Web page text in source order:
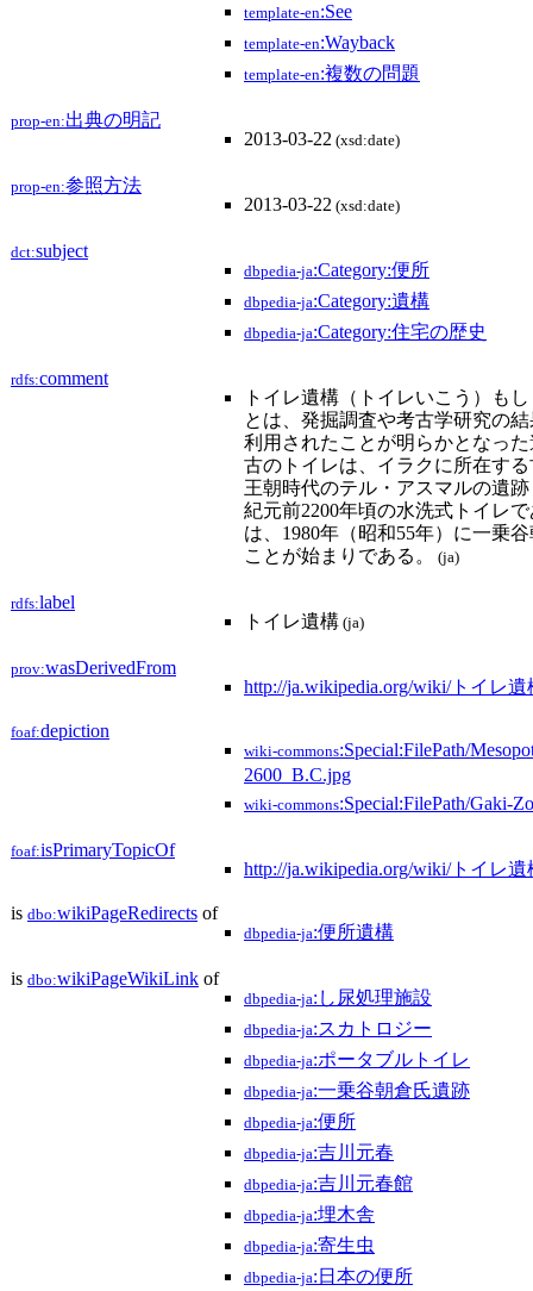
template-en:See
template-en:Wayback
template-en:複数の問題
prop-en:出典の明記
2013-03-22 (xsd:date)
prop-en:参照方法
2013-03-22 (xsd:date)
dct:subject
dbpedia-ja:Category:便所
dbpedia-ja:Category:遺構
dbpedia-ja:Category:住宅の歴史
rdfs:comment
トイレ遺構（トイレいこう）も
とは、発掘調査や考古学研究の
利用されたことが明らかとなっ
古のトイレは、イラクに所在す
王朝時代のテル・アスマルの遺
紀元前2200年頃の水洗式トイレ
は、1980年（昭和55年）に一乗
ことが始まりである。
(ja)
rdfs:label
トイレ遺構 (ja)
prov:wasDerivedFrom
http://ja.wikipedia.org/wiki/トイレ遺
foaf:depiction
wiki-commons:Special:FilePath/
2600_B.C.jpg
wiki-commons:Special:FilePath/Gaki-
foaf:isPrimaryTopicOf
http://ja.wikipedia.org/wiki/トイレ遺
is dbo:wikiPageRedirects of
dbpedia-ja:便所遺構
is dbo:wikiPageWikiLink of
dbpedia-ja:し尿処理施設
dbpedia-ja:スカトロジー
dbpedia-ja:ポータブルトイレ
dbpedia-ja:一乗谷朝倉氏遺跡
dbpedia-ja:便所
dbpedia-ja:吉川元春
dbpedia-ja:吉川元春館
dbpedia-ja:埋木舎
dbpedia-ja:寄生虫
dbpedia-ja:日本の便所